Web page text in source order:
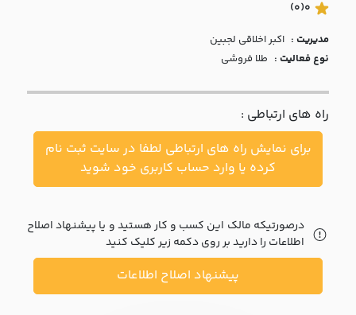
با ما
مقالات
اخبار
پرسش
متداول
خواست
0
(0)
مدیریت : اکبر اخلاقي لجبين
نوع فعالیت : طلا فروشی
راه های ارتباطی :
برای نمایش راه های ارتباطی لطفا در سایت ثبت نام
کرده یا وارد حساب کاربری خود شوید
درصورتیکه مالک این کسب و کار هستید و یا پیشنهاد اصلاح
اطلاعات را دارید بر روی دکمه زیر کلیک کنید
پیشنهاد اصلاح اطلاعات